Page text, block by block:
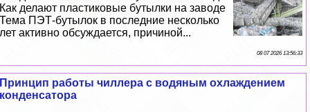
Как делают пластиковые бутылки на заводе
Тема ПЭТ-бутылок в последние несколько
лет активно обсуждается, причиной...
08 07 2026 13:56:33
Принцип работы чиллера с водяным охлаждением
конденсатора